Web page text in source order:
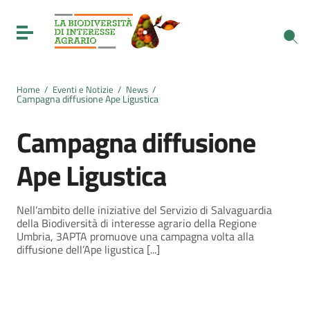
Vai al menu di navigazione
Vai al footer
Toggle navigation
Home / Eventi e Notizie / News /
Campagna diffusione Ape Ligustica
Campagna diffusione
Ape Ligustica
Nell’ambito delle iniziative del Servizio di Salvaguardia
della Biodiversità di interesse agrario della Regione
Umbria, 3APTA promuove una campagna volta alla
diffusione dell’Ape ligustica [...]